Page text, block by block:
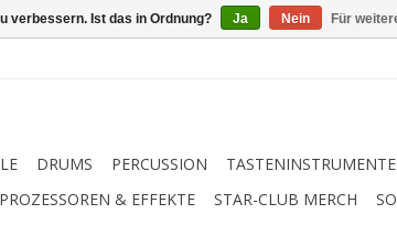
DRUMS PERCUSSION TASTENINSTRUMENTE
& EFFEKTE STAR-CLUB MERCH
verbessern. Ist das in Ordnung? Ja Nein Für